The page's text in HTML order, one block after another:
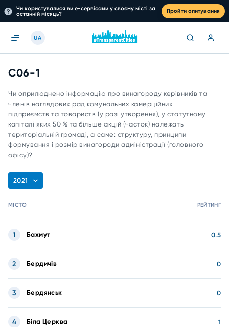
Чи користувалися ви е-сервісами у своєму місті за
останній місяць?
Пройти опитування
UA
C06-1
Чи оприлюднено інформацію про винагороду керівників та
членів наглядових рад комунальних комерційних
підприємств та товариств (у разі утворення), у статутному
капіталі яких 50 % та більше акцій (часток) належать
територіальній громаді, а саме: структуру, принципи
формування і розмір винагороди адміністрації (головного
офісу)?
2021
МІСТО РЕЙТИНГ
Бахмут 0.5
1
Бердичів 0
2
Бердянськ 0
3
Біла Церква 1
4